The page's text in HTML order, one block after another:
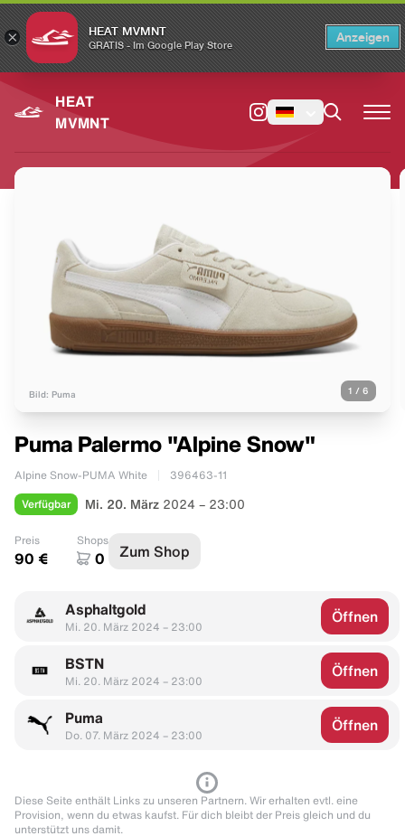
× HEAT MVMNT
GRATIS - Im Google Play Store
Anzeigen
HEAT
MVMNT
Bild: Puma 1 / 6
Puma Palermo "Alpine Snow"
Alpine Snow-PUMA White 396463-11
Verfügbar Mi. 20. März 2024 – 23:00
Preis
90 €
Shops
0 Zum Shop
Asphaltgold
Mi. 20. März 2024 – 23:00
Öffnen
BSTN
Mi. 20. März 2024 – 23:00
Öffnen
Puma
Do. 07. März 2024 – 23:00
Öffnen
Diese Seite enthält Links zu unseren Partnern. Wir erhalten evtl. eine
Provision, wenn du etwas kaufst. Für dich bleibt der Preis gleich und du
unterstützt uns damit.
Switch to the English version? Switch ×